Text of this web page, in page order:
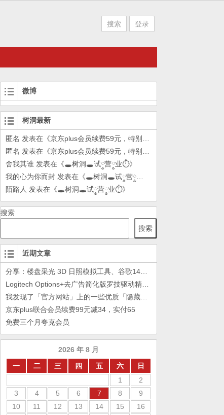
搜索 登录
微博
树洞最新
匿名 发表在《京东plus会员续费59元，特别方法
匿名 发表在《京东plus会员续费59元，特别方法
舍我其谁 发表在《🕳树洞🕳试༵营༵业⏱》
我的心为你而封 发表在《🕳树洞🕳试༵营༵业⏱
陌路人 发表在《🕳树洞🕳试༵营༵业⏱》
搜索
搜索
近期文章
京东plus联合会员续费99元减34，实付65
免费三个月夸克会员
2026 年 8 月
一
二 三 四 五 六
日
1
2
3
4 5 6 7 8
9
10
11 12 13 14 15
16